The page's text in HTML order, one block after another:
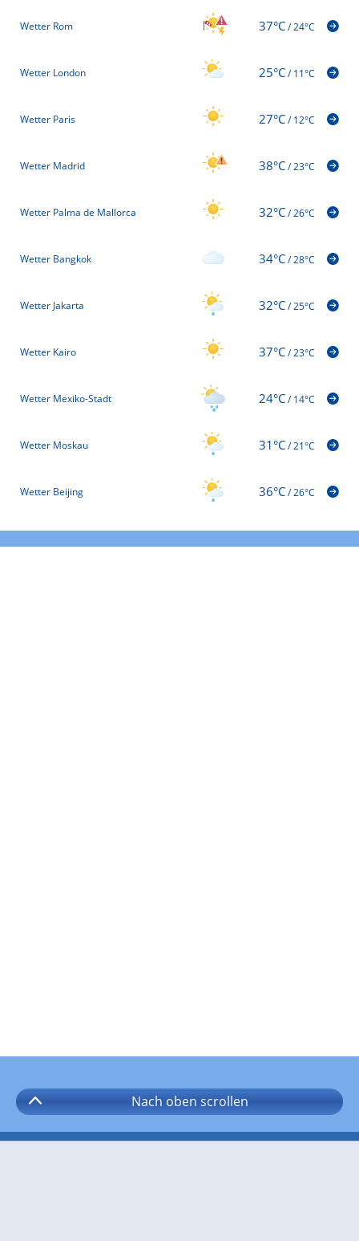
Wetter Rom 37°C/24°C
Wetter London 25°C/11°C
Wetter Paris 27°C/12°C
Wetter Madrid 38°C/23°C
Wetter Palma de Mallorca 32°C/26°C
Wetter Bangkok 34°C/28°C
Wetter Jakarta 32°C/25°C
Wetter Kairo 37°C/23°C
Wetter Mexiko-Stadt 24°C/14°C
Wetter Moskau 31°C/21°C
Wetter Beijing 36°C/26°C
Nach oben scrollen